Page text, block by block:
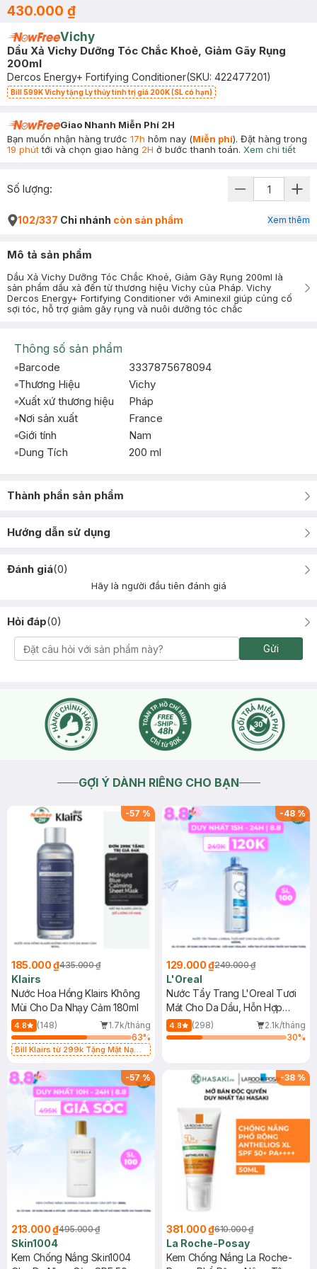
430.000 ₫
Vichy
Dầu Xả Vichy Dưỡng Tóc Chắc Khoẻ, Giảm Gãy Rụng
200ml
Dercos Energy+ Fortifying Conditioner(SKU: 422477201)
Bill 599K Vichy tặng Ly thủy tinh trị giá 200K (SL có hạn)
Giao Nhanh Miễn Phí 2H
Bạn muốn nhận hàng trước 17h hôm nay (Miễn phí). Đặt hàng trong
19 phúttới và chọn giao hàng 2H ở bước thanh toán. Xem chi tiết
Số lượng:
102/337 Chi nhánh còn sản phẩm Xem thêm
Mô tả sản phẩm
Dầu Xả Vichy Dưỡng Tóc Chắc Khoẻ, Giảm Gãy Rụng 200ml là
sản phẩm dầu xả đến từ thương hiệu Vichy của Pháp. Vichy
Dercos Energy+ Fortifying Conditioner với Aminexil giúp củng cố
sợi tóc, hỗ trợ giảm gãy rụng và nuôi dưỡng tóc chắc
Thông số sản phẩm
Barcode
3337875678094
Thương Hiệu
Vichy
Xuất xứ thương hiệu
Pháp
Nơi sản xuất
France
Giới tính
Nam
Dung Tích
200 ml
Thành phần sản phẩm
Hướng dẫn sử dụng
Đánh giá(0)
Hãy là người đầu tiên đánh giá
Hỏi đáp(0)
Gửi
GỢI Ý DÀNH RIÊNG CHO BẠN
-57 %
185.000 ₫435.000 ₫
Klairs
Nước Hoa Hồng Klairs Không
Mùi Cho Da Nhạy Cảm 180ml
4.8 (148)
1.7k/tháng
63%
Bill Klairs từ 299k Tặng Mặt Nạ
25ml (SL Có Hạn)
-48%
129.000 ₫249.000 ₫
L'Oreal
Nước Tẩy Trang L'Oreal Tươi
Mát Cho Da Dầu, Hỗn Hợp
400ml
4.8 (298)
2.1k/tháng
30%
-57%
213.000 ₫495.000 ₫
Skin1004
Kem Chống Nắng Skin1004
-38 %
381.000 ₫610.000 ₫
La Roche-Posay
Kem Chống Nắng La Roche-